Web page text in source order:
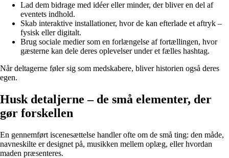
Lad dem bidrage med idéer eller minder, der bliver en del af
eventets indhold.
Skab interaktive installationer, hvor de kan efterlade et aftryk –
fysisk eller digitalt.
Brug sociale medier som en forlængelse af fortællingen, hvor
gæsterne kan dele deres oplevelser under et fælles hashtag.
Når deltagerne føler sig som medskabere, bliver historien også deres
egen.
Husk detaljerne – de små elementer, der
gør forskellen
En gennemført iscenesættelse handler ofte om de små ting: den måde,
navneskilte er designet på, musikken mellem oplæg, eller hvordan
maden præsenteres.